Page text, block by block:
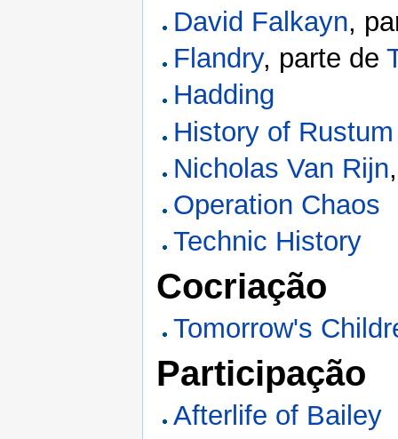
David Falkayn,
Flandry, parte de
Hadding
History of Rustum
Nicholas Van Rijn
Operation Chaos
Technic History
Cocriação
Tomorrow's
Participação
Afterlife of Bailey